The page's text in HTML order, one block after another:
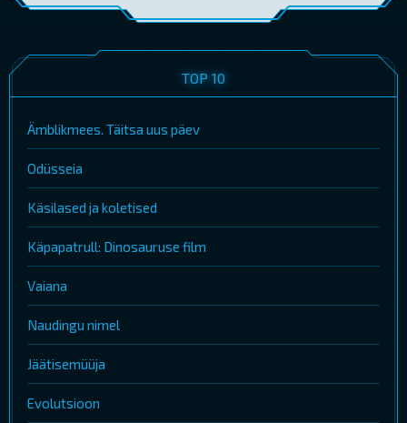
TOP 10
Ämblikmees. Täitsa uus päev
Odüsseia
Käsilased ja koletised
Käpapatrull: Dinosauruse film
Vaiana
Naudingu nimel
Jäätisemüüja
Evolutsioon